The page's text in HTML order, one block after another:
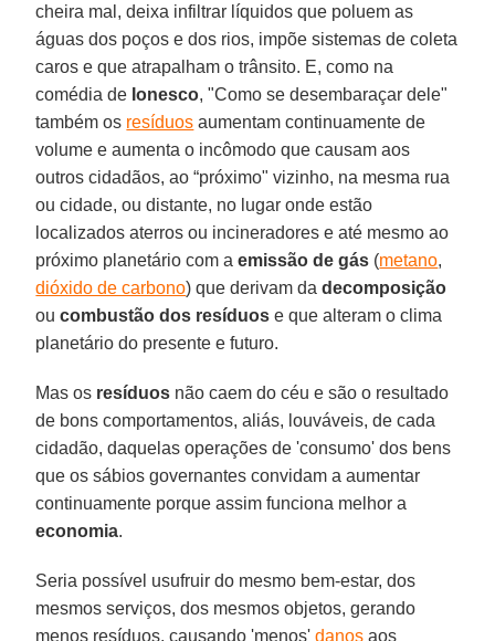
cheira mal, deixa infiltrar líquidos que poluem as
águas dos poços e dos rios, impõe sistemas de coleta
caros e que atrapalham o trânsito. E, como na
comédia de Ionesco, "Como se desembaraçar dele"
também os resíduos aumentam continuamente de
volume e aumenta o incômodo que causam aos
outros cidadãos, ao “próximo" vizinho, na mesma rua
ou cidade, ou distante, no lugar onde estão
localizados aterros ou incineradores e até mesmo ao
próximo planetário com aemissão de gás (metano,
dióxido de carbono) que derivam da decomposição
ou combustão dos resíduos e que alteram o clima
planetário do presente e futuro.
Mas os resíduos não caem do céu e são o resultado
de bons comportamentos, aliás, louváveis, de cada
cidadão, daquelas operações de 'consumo' dos bens
que os sábios governantes convidam a aumentar
continuamente porque assim funciona melhor a
economia.
Seria possível usufruir do mesmo bem-estar, dos
mesmos serviços, dos mesmos objetos, gerando
menos resíduos, causando 'menos'danos aos